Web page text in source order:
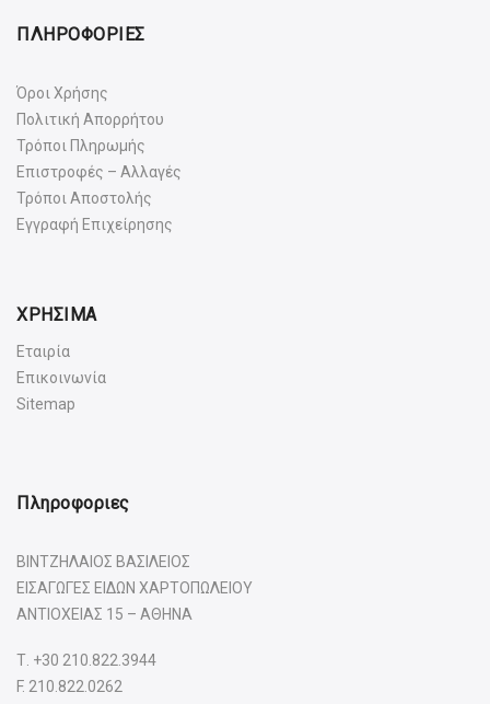
ΠΛΗΡΟΦΟΡΙΕΣ
Όροι Χρήσης
Πολιτική Απορρήτου
Τρόποι Πληρωμής
Επιστροφές – Αλλαγές
Τρόποι Αποστολής
Εγγραφή Επιχείρησης
ΧΡΗΣΙΜΑ
Εταιρία
Επικοινωνία
Sitemap
Πληροφοριες
ΒΙΝΤΖΗΛΑΙΟΣ ΒΑΣΙΛΕΙΟΣ
ΕΙΣΑΓΩΓΕΣ ΕΙΔΩΝ ΧΑΡΤΟΠΩΛΕΙΟΥ
ΑΝΤΙΟΧΕΙΑΣ 15 – ΑΘΗΝΑ
Τ. +30 210.822.3944
F. 210.822.0262